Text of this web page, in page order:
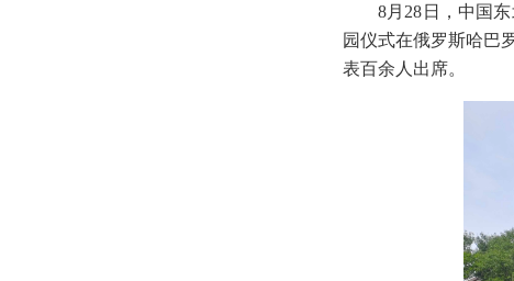
8月28日，中国
园仪式在俄罗斯哈巴
表百余人出席。